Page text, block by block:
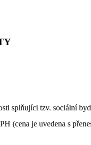
splňujíci tzv. sociální
(cena je uvedena s